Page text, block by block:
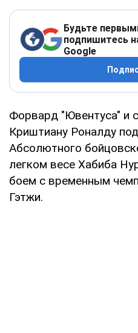
Будьте
подпишитесь
Google
Форвард "Ювентуса" и
Криштиану Роналду
Абсолютного
легком весе Хабиба
боем с временным
Гэтжи.